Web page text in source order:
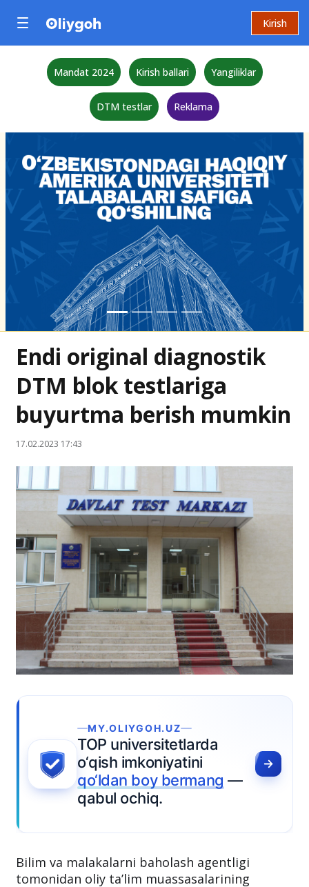
Kirish
Mandat 2024 Kirish ballari Yangiliklar
DTM testlar Reklama
Endi original diagnostik
DTM blok testlariga
buyurtma berish mumkin
17.02.2023 17:43
bermang—